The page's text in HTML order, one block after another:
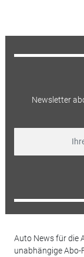
Newsletter
Auto News für die
unabhängige